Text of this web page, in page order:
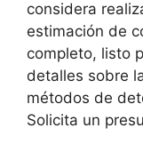
considera
estimación de
completo, listo
detalles sobre
métodos de
Solicita un